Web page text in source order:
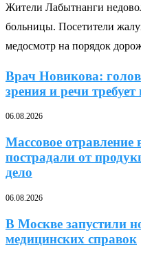
Жители Лабытнанги
больницы. Посетители
медосмотр на порядок
Врач Новикова:
зрения и речи
06.08.2026
Массовое отравление
пострадали от
дело
06.08.2026
В Москве запустили
медицинских справок